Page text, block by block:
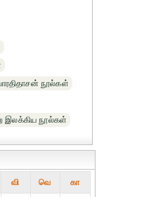
நூல்கள்
இலக்கிய நூல்கள்
வி வெ கா